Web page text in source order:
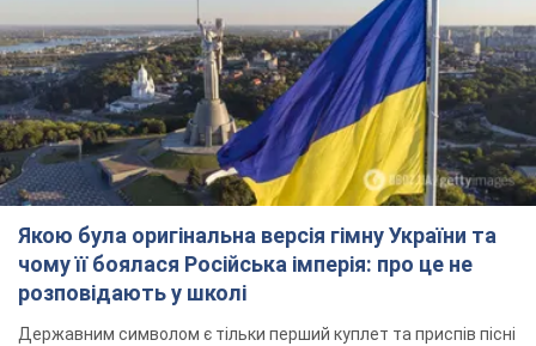
Якою була оригінальна версія гімну України та
чому її боялася Російська імперія: про це не
розповідають у школі
Державним символом є тільки перший куплет та приспів пісні